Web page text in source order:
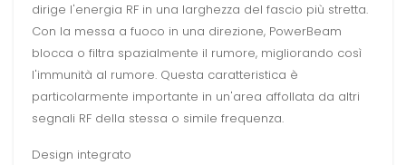
dirige l'energia RF in una larghezza del fascio più stretta.
Con la messa a fuoco in una direzione, PowerBeam
blocca o filtra spazialmente il rumore, migliorando così
l'immunità al rumore. Questa caratteristica è
particolarmente importante in un'area affollata da altri
segnali RF della stessa o simile frequenza.
Design integrato